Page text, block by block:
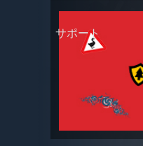
サポート